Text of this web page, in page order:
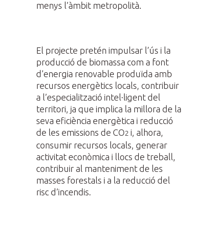
menys l’àmbit metropolità.
El projecte pretén impulsar l’ús i la
producció de biomassa com a font
d’energia renovable produïda amb
recursos energètics locals, contribuir
a l’especialització intel·ligent del
territori, ja que implica la millora de la
seva eficiència energètica i reducció
de les emissions de CO2 i, alhora,
consumir recursos locals, generar
activitat econòmica i llocs de treball,
contribuir al manteniment de les
masses forestals i a la reducció del
risc d’incendis.